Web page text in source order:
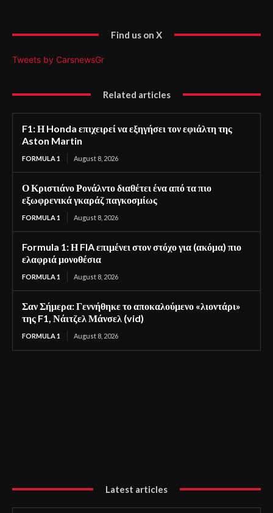
Find us on X
Tweets by CarsnewsGr
Related articles
F1: Η Honda επιχειρεί να εξηγήσει τον εφιάλτη της
Aston Martin
FORMULA 1 August 8, 2026
Ο Κριστιάνο Ρονάλντο διαθέτει ένα από τα πιο
εξωφρενικά γκαράζ παγκοσμίως
FORMULA 1 August 8, 2026
Formula 1: Η FIA επιμένει στον στόχο για (ακόμα) πιο
ελαφριά μονοθέσια
FORMULA 1 August 8, 2026
Σαν Σήμερα: Γεννήθηκε το αποκαλούμενο «λιοντάρι»
της F1, Νάιτζελ Μάνσελ (vid)
FORMULA 1 August 8, 2026
Latest articles